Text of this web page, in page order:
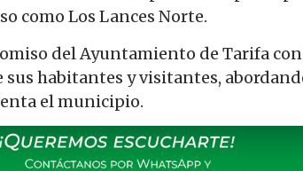
como Los Lances Norte.
del Ayuntamiento de Tarifa
habitantes y visitantes,
el municipio.